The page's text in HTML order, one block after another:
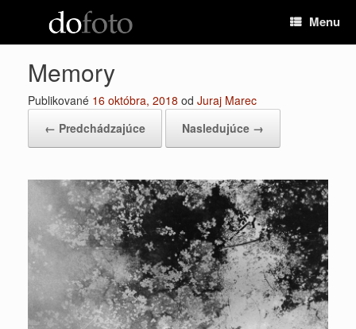
Menu
Memory
Publikované 16 októbra, 2018 od Juraj Marec
← Predchádzajúce
Nasledujúce →